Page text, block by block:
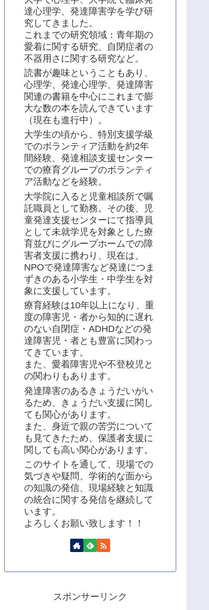
達心理学、発達障害学を学び研
究してきました。
これまでの研究領域：青年期の
愛着に関する研究、自閉症者の
不器用さに関する研究など。
読書が趣味ということもあり、
心理学、発達心理学、発達障害
関連の書籍を中心にこれまで膨
大な数の本を読んできています
（現在も進行中）。
大学生の頃から、特別支援学級
でのボランティア活動を約2年
間経験、発達相談支援センター
での療育グループのボランティ
ア活動などを経験。
大学院に入ると児童相談所で嘱
託職員として勤務。その後、児
童発達支援センターにて指導員
として未就学児を対象とした療
育並びにグループホームでの障
害者支援に携わり、現在は、
NPOで発達障害など発達につま
ずきのある小学生・中学生を対
象に支援しています。
療育経験は10年以上になり、重
度の障害児・者から知的に遅れ
のない自閉症・ADHDなどの発
達障害児・者とも豊富に関わっ
てきています。
また、愛着障害児や不登校児と
の関わりもあります。
発達障害のあるきょうだいがい
るため、きょうだい支援に関し
ても関心があります。
また、身近で親の苦労について
も見てきたため、保護者支援に
関しても高い関心があります。
このサイトを通して、現場での
気づきや疑問、学術的な面から
の知識の発信、現場経験と知識
の統合に関する発信を継続して
います。
よろしくお願い致します！！
スポンサーリンク